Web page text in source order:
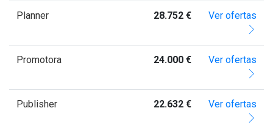
Planner 28.752 € Ver ofertas
Promotora 24.000 € Ver ofertas
Publisher 22.632 € Ver ofertas